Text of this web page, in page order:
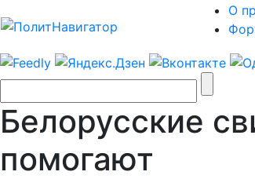
О
Белорусские
помогают